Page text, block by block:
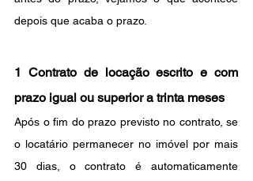
depois que acaba o prazo.
1 Contrato de locação escrito e com
prazo igual ou superior a trinta meses
Após o fim do prazo previsto no contrato, se
o locatário permanecer no imóvel por mais
30 dias, o contrato é automaticamente